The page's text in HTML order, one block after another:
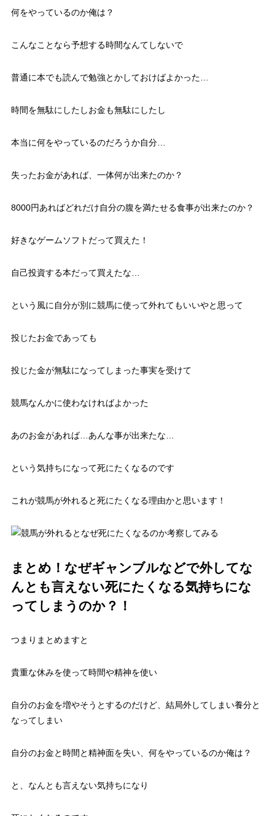
何をやっているのか俺は？
こんなことなら予想する時間なんてしないで
普通に本でも読んで勉強とかしておけばよかった…
時間を無駄にしたしお金も無駄にしたし
本当に何をやっているのだろうか自分…
失ったお金があれば、一体何が出来たのか？
8000円あればどれだけ自分の腹を満たせる食事が出来たのか？
好きなゲームソフトだって買えた！
自己投資する本だって買えたな…
という風に自分が別に競馬に使って外れてもいいやと思って
投じたお金であっても
投じた金が無駄になってしまった事実を受けて
競馬なんかに使わなければよかった
あのお金があれば…あんな事が出来たな…
という気持ちになって死にたくなるのです
これが競馬が外れると死にたくなる理由かと思います！
まとめ！なぜギャンブルなどで外してな
んとも言えない死にたくなる気持ちにな
ってしまうのか？！
つまりまとめますと
貴重な休みを使って時間や精神を使い
自分のお金を増やそうとするのだけど、結局外してしまい養分と
なってしまい
自分のお金と時間と精神面を失い、何をやっているのか俺は？
と、なんとも言えない気持ちになり